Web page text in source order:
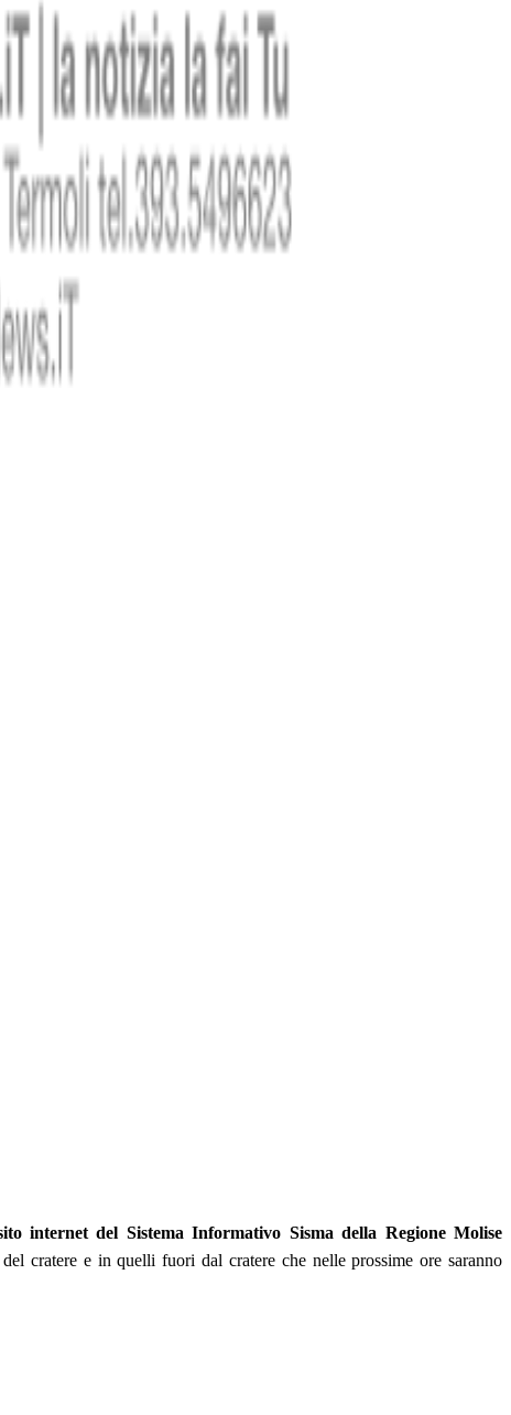
internet del Sistema Informativo Sisma della Regione Molise
cratere e in quelli fuori dal cratere che nelle prossime ore saranno